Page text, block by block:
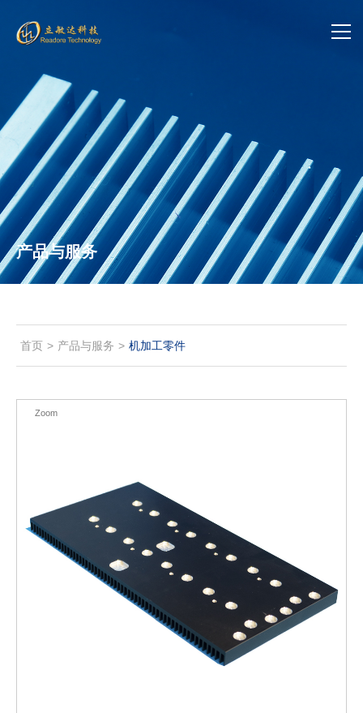
首页
关于立敏达
产品中心
新闻中心
加入我们
产品与服务
首页 > 产品与服务 > 机加工零件
Zoom